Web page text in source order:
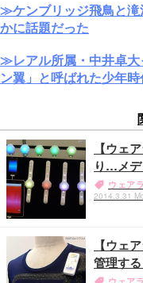
≫ケンブリッジ飛鳥と滝
かに話題だった
≫レアル所属・中井卓
ン翼」と呼ばれた少年
【ウェ
り…メデ
ウェア
2014.3.31
【ウェ
管理す